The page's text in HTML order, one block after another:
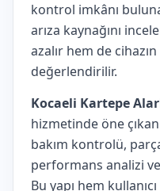
kontrol imkânı
arıza kaynağını
azalır hem de
değerlendirilir.
Kocaeli Kartepe
hizmetinde öne
bakım kontrolü,
performans analizi
Bu yapı hem